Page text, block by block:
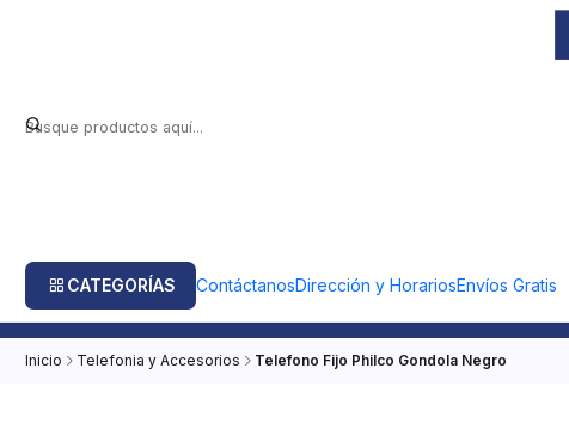
CATEGORÍAS ContáctanosDirección y HorariosEnvíos Gratis
Inicio Telefonia y Accesorios Telefono Fijo Philco Gondola Negro